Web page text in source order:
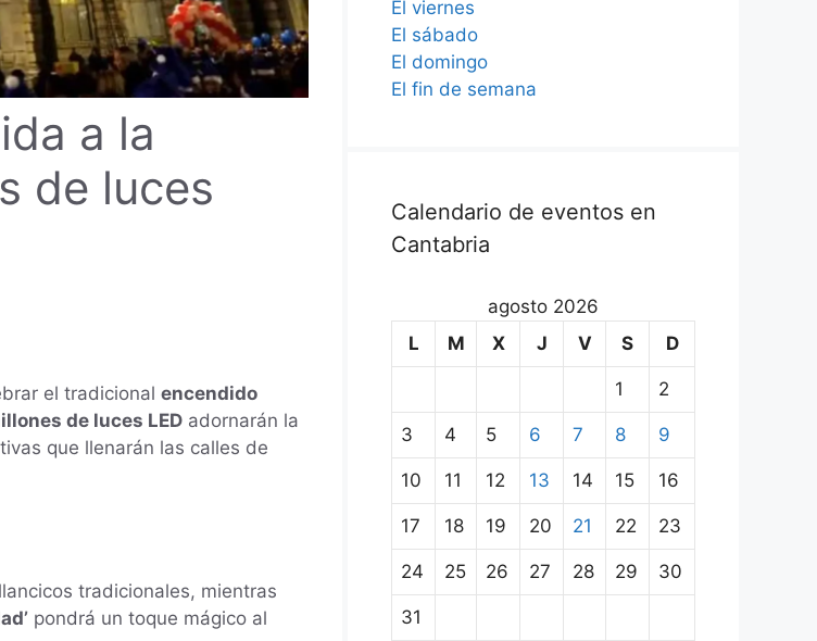
a la
de luces
el tradicional encendido
de luces LED adornarán la
que llenarán las calles de
tradicionales, mientras
pondrá un toque mágico al
El viernes
El sábado
El domingo
El fin de semana
Calendario de eventos en
Cantabria
agosto 2026
L
M X J V S D
1 2
3 4 5 6 7 8 9
10 11 12 13 14 15 16
17 18 19 20 21 22 23
24 25 26 27 28 29 30
31